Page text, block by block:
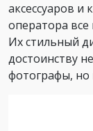
аксессуаров и
оператора все
Их стильный
достоинству
фотографы, но